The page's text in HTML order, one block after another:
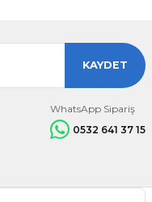
KAYDET
WhatsApp Sipariş
0532 641 37 15